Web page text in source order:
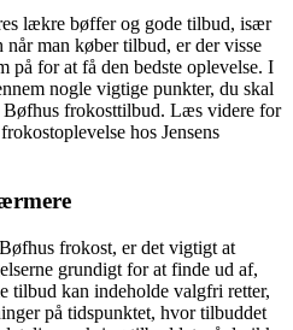
lækre bøffer og gode tilbud, især
man køber tilbud, er der visse
for at få den bedste oplevelse. I
nogle vigtige punkter, du skal
Bøfhus frokosttilbud. Læs videre for
hos Jensens
frokost, er det vigtigt at
grundigt for at finde ud af,
tilbud kan indeholde valgfri retter,
på tidspunktet, hvor tilbuddet